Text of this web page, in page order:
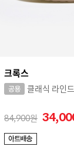
크록스
클래식 라인
84,900